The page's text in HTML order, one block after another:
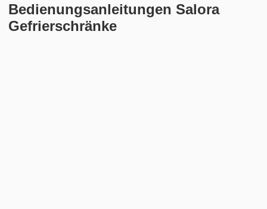
Bedienungsanleitungen Salora
Gefrierschränke